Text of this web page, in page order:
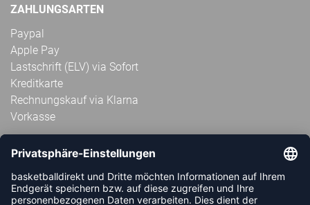
ZAHLUNGSARTEN
Paypal
Apple Pay
Lastschrift (ELV) via Sofort
Kreditkarte
Rechnungskauf via Klarna
Vorkasse
ABONNIERE JETZT DEN KOSTENLOSEN
HANDBALLDIREKT-NEWSLETTER UND VERPASSE KEINE
NEUIGKEIT ODER AKTION MEHR.